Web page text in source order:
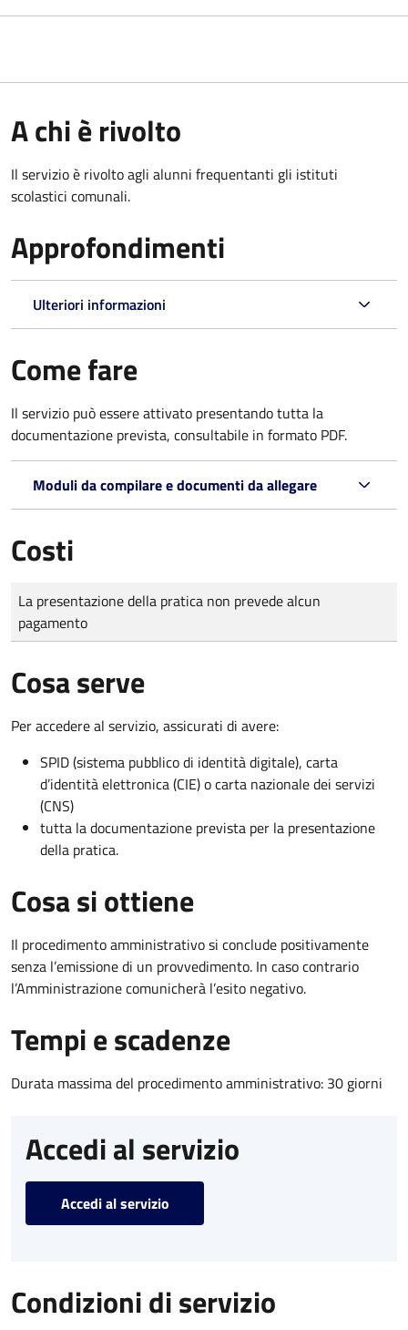
A chi è rivolto
Il servizio è rivolto agli alunni frequentanti gli istituti
scolastici comunali.
Approfondimenti
Ulteriori informazioni
Come fare
Il servizio può essere attivato presentando tutta la
documentazione prevista, consultabile in formato PDF.
Moduli da compilare e documenti da allegare
Costi
Tipo di pagamento
Importo
La presentazione della pratica non prevede alcun
pagamento
Cosa serve
Per accedere al servizio, assicurati di avere:
SPID (sistema pubblico di identità digitale), carta
d’identità elettronica (CIE) o carta nazionale dei servizi
(CNS)
tutta la documentazione prevista per la presentazione
della pratica.
Cosa si ottiene
Il procedimento amministrativo si conclude positivamente
senza l’emissione di un provvedimento. In caso contrario
l’Amministrazione comunicherà l’esito negativo.
Tempi e scadenze
Durata massima del procedimento amministrativo: 30 giorni
Accedi al servizio
Accedi al servizio
Condizioni di servizio